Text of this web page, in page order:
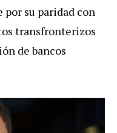
por su paridad con
transfronterizos
de bancos